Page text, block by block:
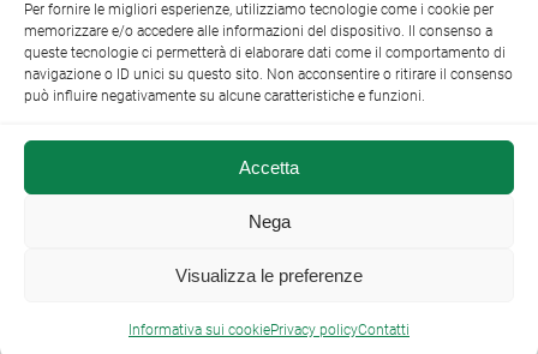
+39 080 4979274|info@nocigazzettino.it Contatti|
Archivio
NOCI gazzettino.it ©2014 •
Per fornire le migliori esperienze, utilizziamo tecnologie come i cookie per
memorizzare e/o accedere alle informazioni del dispositivo. Il consenso a
queste tecnologie ci permetterà di elaborare dati come il comportamento di
navigazione o ID unici su questo sito. Non acconsentire o ritirare il consenso
può influire negativamente su alcune caratteristiche e funzioni.
Accetta
Nega
Visualizza le preferenze
Informativa sui cookiePrivacy policyContatti